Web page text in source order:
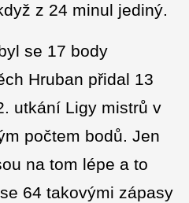
z 24 minul jediný.
se 17 body
Hruban přidal 13
utkání Ligy mistrů v
počtem bodů. Jen
na tom lépe a to
64 takovými zápasy